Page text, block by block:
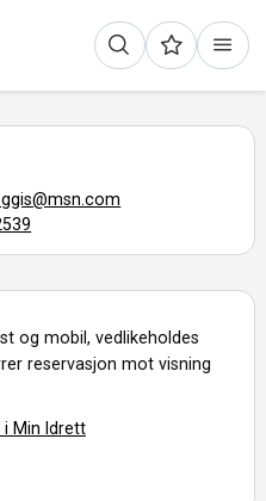
og mobil, vedlikeholdes
reservasjon mot visning
Min Idrett